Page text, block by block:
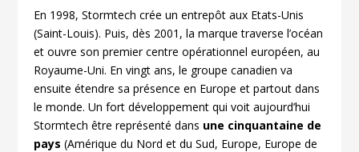
En 1998, Stormtech crée un entrepôt aux Etats-Unis
(Saint-Louis). Puis, dès 2001, la marque traverse l’océan
et ouvre son premier centre opérationnel européen, au
Royaume-Uni. En vingt ans, le groupe canadien va
ensuite étendre sa présence en Europe et partout dans
le monde. Un fort développement qui voit aujourd’hui
Stormtech être représenté dans une cinquantaine de
pays (Amérique du Nord et du Sud, Europe, Europe de